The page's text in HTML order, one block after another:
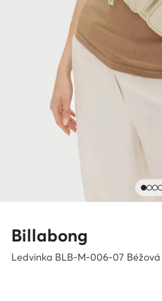
Billabong
Ledvinka BLB-M-006-07 Béžová